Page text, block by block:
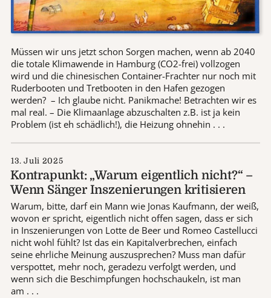
Müssen wir uns jetzt schon Sorgen machen, wenn ab 2040
die totale Klimawende in Hamburg (CO2-frei) vollzogen
wird und die chinesischen Container-Frachter nur noch mit
Ruderbooten und Tretbooten in den Hafen gezogen
werden? – Ich glaube nicht. Panikmache! Betrachten wir es
mal real. – Die Klimaanlage abzuschalten z.B. ist ja kein
Problem (ist eh schädlich!), die Heizung ohnehin . . .
13. Juli 2025
Kontrapunkt: „Warum eigentlich nicht?“ –
Wenn Sänger Inszenierungen kritisieren
Warum, bitte, darf ein Mann wie Jonas Kaufmann, der weiß,
wovon er spricht, eigentlich nicht offen sagen, dass er sich
in Inszenierungen von Lotte de Beer und Romeo Castellucci
nicht wohl fühlt? Ist das ein Kapitalverbrechen, einfach
seine ehrliche Meinung auszusprechen? Muss man dafür
verspottet, mehr noch, geradezu verfolgt werden, und
wenn sich die Beschimpfungen hochschaukeln, ist man
am . . .